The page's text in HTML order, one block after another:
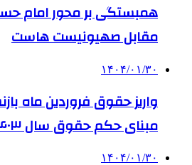
همبستگی بر محور امام
مقابل صهیونیست هاست
۱۴۰۴/۰۱/۳۰
واریز حقوق فروردین ماه
مبنای حکم حقوق سال ۱۴۰۳
۱۴۰۴/۰۱/۳۰